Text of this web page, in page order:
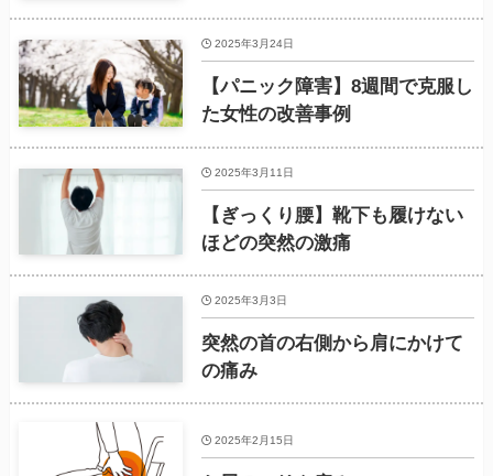
【パニック障害】8週間で克服し
た女性の改善事例
2025年3月24日
【ぎっくり腰】靴下も履けない
ほどの突然の激痛
2025年3月11日
突然の首の右側から肩にかけて
の痛み
2025年3月3日
2025年2月15日